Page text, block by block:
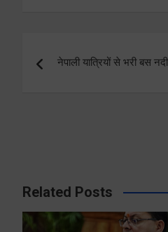
navigation
नेपाली यात्रियों से भरी बस
Related Posts